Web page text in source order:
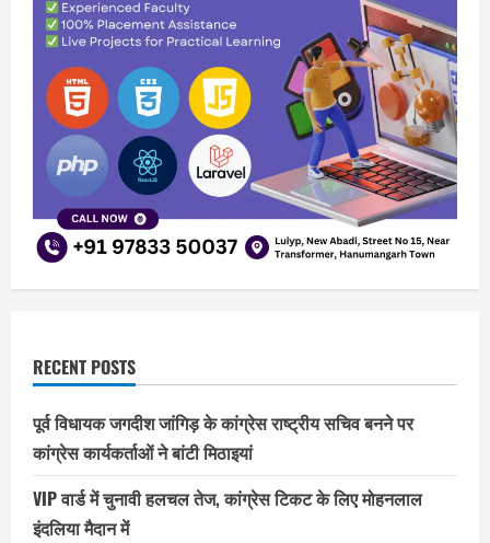
RECENT POSTS
पूर्व विधायक जगदीश जांगिड़ के कांग्रेस राष्ट्रीय सचिव बनने पर
कांग्रेस कार्यकर्ताओं ने बांटी मिठाइयां
VIP वार्ड में चुनावी हलचल तेज, कांग्रेस टिकट के लिए मोहनलाल
इंदलिया मैदान में